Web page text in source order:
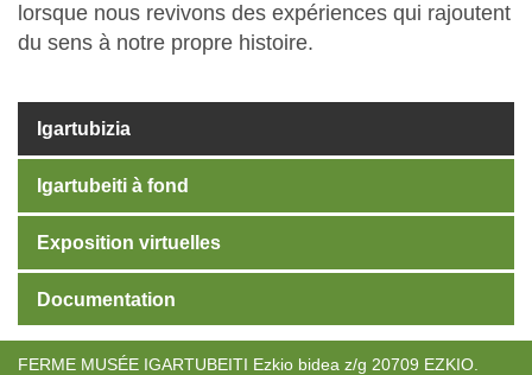
lorsque nous revivons des expériences qui rajoutent
du sens à notre propre histoire.
Igartubizia
Igartubeiti à fond
Exposition virtuelles
Documentation
FERME MUSÉE IGARTUBEITI Ezkio bidea z/g 20709 EZKIO.